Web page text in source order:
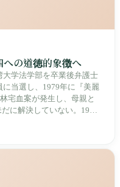
の道徳的象徴へ
学法学部を卒業後弁護士
当選し、1979年に『美麗
宅血案が発生し、母親と
に解決していない。1984
政大学院でMPAを取得し